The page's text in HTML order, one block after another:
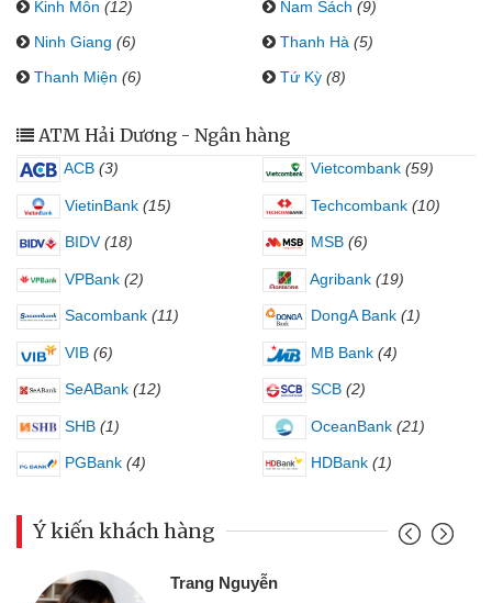
Kinh Môn (12) Nam Sách (9)
Ninh Giang (6) Thanh Hà (5)
Thanh Miện (6) Tứ Kỳ (8)
ATM Hải Dương - Ngân hàng
ACB (3) Vietcombank (59)
VietinBank (15) Techcombank (10)
BIDV (18) MSB (6)
VPBank (2) Agribank (19)
Sacombank (11) DongA Bank (1)
VIB (6) MB Bank (4)
SeABank (12) SCB (2)
SHB (1) OceanBank (21)
PGBank (4) HDBank (1)
Ý kiến khách hàng